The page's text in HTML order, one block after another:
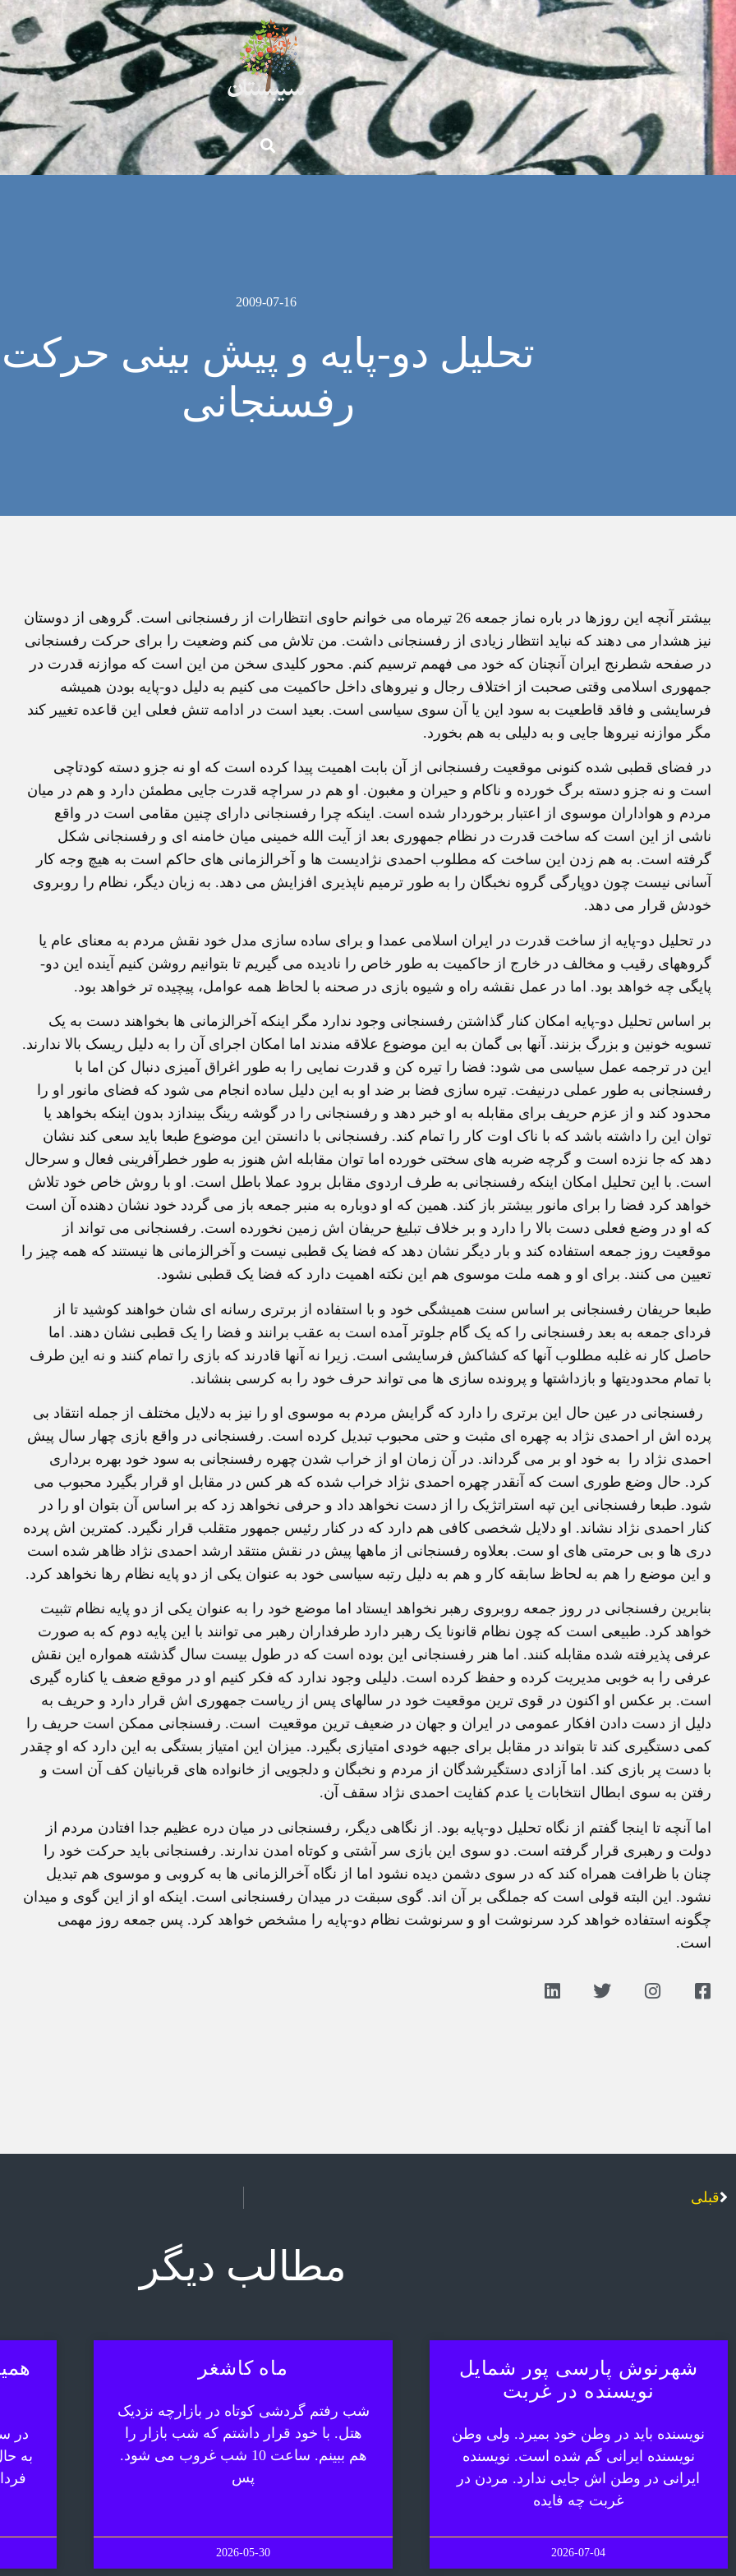
2009-07-16
تحلیل دو-پایه و پیش بینی حرکت
رفسنجانی
بیشتر آنچه این روزها در باره نماز جمعه 26 تیرماه می خوانم حاوی انتظارات از رفسنجانی است. گروهی از دوستان
نیز هشدار می دهند که نباید انتظار زیادی از رفسنجانی داشت. من تلاش می کنم وضعیت را برای حرکت رفسنجانی
در صفحه شطرنج ایران آنچنان که خود می فهمم ترسیم کنم. محور کلیدی سخن من این است که موازنه قدرت در
جمهوری اسلامی وقتی صحبت از اختلاف رجال و نیروهای داخل حاکمیت می کنیم به دلیل دو-پایه بودن همیشه
فرسایشی و فاقد قاطعیت به سود این یا آن سوی سیاسی است. بعید است در ادامه تنش فعلی این قاعده تغییر کند
مگر موازنه نیروها جایی و به دلیلی به هم بخورد.
در فضای قطبی شده کنونی موقعیت رفسنجانی از آن بابت اهمیت پیدا کرده است که او نه جزو دسته کودتاچی
است و نه جزو دسته برگ خورده و ناکام و حیران و مغبون. او هم در سراچه قدرت جایی مطمئن دارد و هم در میان
مردم و هواداران موسوی از اعتبار برخوردار شده است. اینکه چرا رفسنجانی دارای چنین مقامی است در واقع
ناشی از این است که ساخت قدرت در نظام جمهوری بعد از آیت الله خمینی میان خامنه ای و رفسنجانی شکل
گرفته است. به هم زدن این ساخت که مطلوب احمدی نژادیست ها و آخرالزمانی های حاکم است به هیچ وجه کار
آسانی نیست چون دوپارگی گروه نخبگان را به طور ترمیم ناپذیری افزایش می دهد. به زبان دیگر، نظام را روبروی
خودش قرار می دهد.
در تحلیل دو-پایه از ساخت قدرت در ایران اسلامی عمدا و برای ساده سازی مدل خود نقش مردم به معنای عام یا
گروههای رقیب و مخالف در خارج از حاکمیت به طور خاص را نادیده می گیریم تا بتوانیم روشن کنیم آینده این دو-
پایگی چه خواهد بود. اما در عمل نقشه راه و شیوه بازی در صحنه با لحاظ همه عوامل، پیچیده تر خواهد بود.
بر اساس تحلیل دو-پایه امکان کنار گذاشتن رفسنجانی وجود ندارد مگر اینکه آخرالزمانی ها بخواهند دست به یک
تسویه خونین و بزرگ بزنند. آنها بی گمان به این موضوع علاقه مندند اما امکان اجرای آن را به دلیل ریسک بالا ندارند.
این در ترجمه عمل سیاسی می شود: فضا را تیره کن و قدرت نمایی را به طور اغراق آمیزی دنبال کن اما با
رفسنجانی به طور عملی درنیفت. تیره سازی فضا بر ضد او به این دلیل ساده انجام می شود که فضای مانور او را
محدود کند و از عزم حریف برای مقابله به او خبر دهد و رفسنجانی را در گوشه رینگ بیندازد بدون اینکه بخواهد یا
توان این را داشته باشد که با ناک اوت کار را تمام کند. رفسنجانی با دانستن این موضوع طبعا باید سعی کند نشان
دهد که جا نزده است و گرچه ضربه های سختی خورده اما توان مقابله اش هنوز به طور خطرآفرینی فعال و سرحال
است. با این تحلیل امکان اینکه رفسنجانی به طرف اردوی مقابل برود عملا باطل است. او با روش خاص خود تلاش
خواهد کرد فضا را برای مانور بیشتر باز کند. همین که او دوباره به منبر جمعه باز می گردد خود نشان دهنده آن است
که او در وضع فعلی دست بالا را دارد و بر خلاف تبلیغ حریفان اش زمین نخورده است. رفسنجانی می تواند از
موقعیت روز جمعه استفاده کند و بار دیگر نشان دهد که فضا یک قطبی نیست و آخرالزمانی ها نیستند که همه چیز را
تعیین می کنند. برای او و همه ملت موسوی هم این نکته اهمیت دارد که فضا یک قطبی نشود.
طبعا حریفان رفسنجانی بر اساس سنت همیشگی خود و با استفاده از برتری رسانه ای شان خواهند کوشید تا از
فردای جمعه به بعد رفسنجانی را که یک گام جلوتر آمده است به عقب برانند و فضا را یک قطبی نشان دهند. اما
حاصل کار نه غلبه مطلوب آنها که کشاکش فرسایشی است. زیرا نه آنها قادرند که بازی را تمام کنند و نه این طرف
با تمام محدودیتها و بازداشتها و پرونده سازی ها می تواند حرف خود را به کرسی بنشاند.
رفسنجانی در عین حال این برتری را دارد که گرایش مردم به موسوی او را نیز به دلایل مختلف از جمله انتقاد بی
پرده اش ار احمدی نژاد به چهره ای مثبت و حتی محبوب تبدیل کرده است. رفسنجانی در واقع بازی چهار سال پیش
احمدی نژاد را به خود او بر می گرداند. در آن زمان او از خراب شدن چهره رفسنجانی به سود خود بهره برداری
کرد. حال وضع طوری است که آنقدر چهره احمدی نژاد خراب شده که هر کس در مقابل او قرار بگیرد محبوب می
شود. طبعا رفسنجانی این تپه استراتژیک را از دست نخواهد داد و حرفی نخواهد زد که بر اساس آن بتوان او را در
کنار احمدی نژاد نشاند. او دلایل شخصی کافی هم دارد که در کنار رئیس جمهور متقلب قرار نگیرد. کمترین اش پرده
دری ها و بی حرمتی های او ست. بعلاوه رفسنجانی از ماهها پیش در نقش منتقد ارشد احمدی نژاد ظاهر شده است
و این موضع را هم به لحاظ سابقه کار و هم به دلیل رتبه سیاسی خود به عنوان یکی از دو پایه نظام رها نخواهد کرد.
بنابرین رفسنجانی در روز جمعه روبروی رهبر نخواهد ایستاد اما موضع خود را به عنوان یکی از دو پایه نظام تثبیت
خواهد کرد. طبیعی است که چون نظام قانونا یک رهبر دارد طرفداران رهبر می توانند با این پایه دوم که به صورت
عرفی پذیرفته شده مقابله کنند. اما هنر رفسنجانی این بوده است که در طول بیست سال گذشته همواره این نقش
عرفی را به خوبی مدیریت کرده و حفظ کرده است. دلیلی وجود ندارد که فکر کنیم او در موقع ضعف یا کناره گیری
است. بر عکس او اکنون در قوی ترین موقعیت خود در سالهای پس از ریاست جمهوری اش قرار دارد و حریف به
دلیل از دست دادن افکار عمومی در ایران و جهان در ضعیف ترین موقعیت است. رفسنجانی ممکن است حریف را
کمی دستگیری کند تا بتواند در مقابل برای جبهه خودی امتیازی بگیرد. میزان این امتیاز بستگی به این دارد که او چقدر
با دست پر بازی کند. اما آزادی دستگیرشدگان از مردم و نخبگان و دلجویی از خانواده های قربانیان کف آن است و
رفتن به سوی ابطال انتخابات یا عدم کفایت احمدی نژاد سقف آن.
اما آنچه تا اینجا گفتم از نگاه تحلیل دو-پایه بود. از نگاهی دیگر، رفسنجانی در میان دره عظیم جدا افتادن مردم از
دولت و رهبری قرار گرفته است. دو سوی این بازی سر آشتی و کوتاه امدن ندارند. رفسنجانی باید حرکت خود را
چنان با ظرافت همراه کند که در سوی دشمن دیده نشود اما از نگاه آخرالزمانی ها به کروبی و موسوی هم تبدیل
نشود. این البته قولی است که جملگی بر آن اند. گوی سبقت در میدان رفسنجانی است. اینکه او از این گوی و میدان
چگونه استفاده خواهد کرد سرنوشت او و سرنوشت نظام دو-پایه را مشخص خواهد کرد. پس جمعه روز مهمی
است.
قبلی
مطالب دیگر
شهرنوش پارسی پور شمایل
نویسنده در غربت
نویسنده باید در وطن خود بمیرد. ولی وطن
نویسنده ایرانی گم شده است. نویسنده
ایرانی در وطن اش جایی ندارد. مردن در
غربت چه فایده
2026-07-04
ماه کاشغر
شب رفتم گردشی کوتاه در بازارچه نزدیک
هتل. با خود قرار داشتم که شب بازار را
هم ببینم. ساعت 10 شب غروب می شود.
پس
2026-05-30
در
به